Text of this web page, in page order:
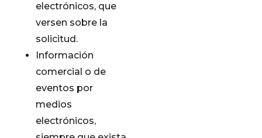
electrónicos, que
versen sobre la
solicitud.
Información
comercial o de
eventos por
medios
electrónicos,